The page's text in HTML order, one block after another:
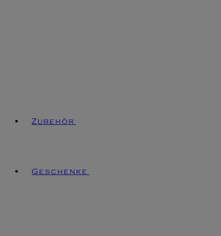
Zubehör
Geschenke